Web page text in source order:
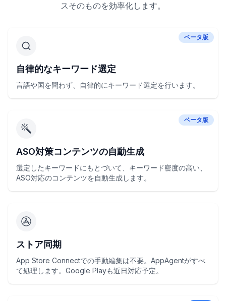
スそのものを効率化します。
ベータ版
自律的なキーワード選定
言語や国を問わず、自律的にキーワード選定を行います。
ベータ版
ASO対策コンテンツの自動生成
選定したキーワードにもとづいて、キーワード密度の高い、
ASO対応のコンテンツを自動生成します。
ストア同期
App Store Connectでの手動編集は不要。AppAgentがすべ
て処理します。Google Playも近日対応予定。